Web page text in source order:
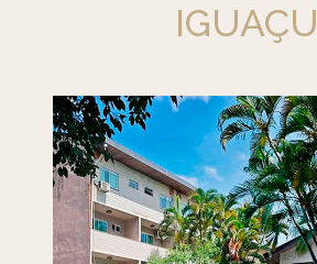
IGUAÇU